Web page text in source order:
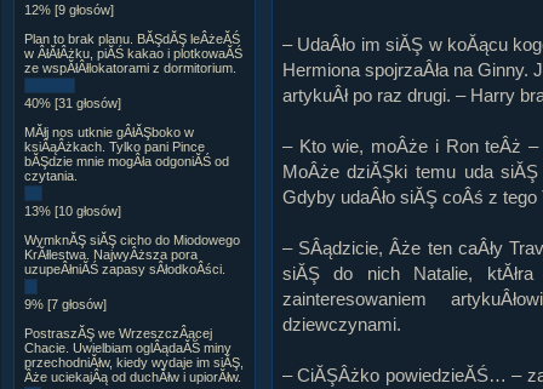
12% [9 głosów]
Plan to brak planu. BĂŞdĂŞ leÂżeĂŚ
w ÂłĂłÂżku, piĂŚ kakao i plotkowaĂŚ
ze wspĂłÂłlokatorami z dormitorium.
40% [31 głosów]
MĂłj nos utknie gÂłĂŞboko w
ksiÂąÂżkach. Tylko pani Pince
bĂŞdzie mnie mogÂła odgoniĂŚ od
czytania.
13% [10 głosów]
WymknĂŞ siĂŞ cicho do Miodowego
KrĂłlestwa. NajwyÂższa pora
uzupeÂłniĂŚ zapasy sÂłodkoÂści.
9% [7 głosów]
PostraszĂŞ we WrzeszczÂącej
Chacie. Uwielbiam oglÂądaĂŚ miny
przechodniĂłw, kiedy wydaje im siĂŞ,
Âże uciekajÂą od duchĂłw i upiorĂłw.
– UdaÂło im siĂŞ w koĂącu
Hermiona spojrzaÂła na Ginny.
artykuÂł po raz drugi. – Harry
– Kto wie, moÂże i Ron teÂż –
MoÂże dziĂŞki temu uda siĂŞ
Gdyby udaÂło siĂŞ coÂś z
– SÂądzicie, Âże ten caÂły
siĂŞ do nich Natalie,
zainteresowaniem
dziewczynami.
– CiĂŞÂżko powiedzieĂŚ… –